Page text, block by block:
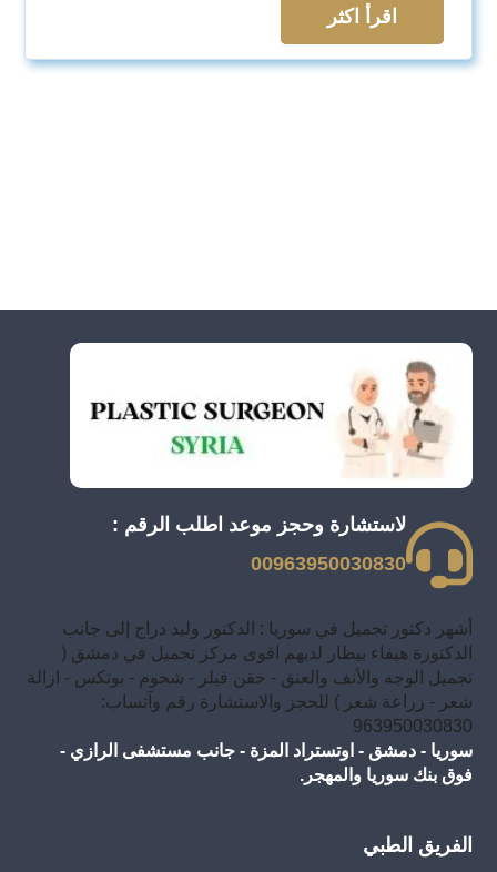
اقرأ اكثر
لاستشارة وحجز موعد اطلب الرقم :
00963950030830
أشهر دكتور تجميل في سوريا : الدكتور وليد دراج إلى جانب
الدكتورة هيفاء بيطار لديهم اقوى مركز تجميل في دمشق (
تجميل الوجه والأنف والعنق - حقن فيلر - شحوم - بوتكس - ازالة
شعر - زراعة شعر ) للحجز والاستشارة رقم وآتساب:
963950030830
سوريا - دمشق - اوتستراد المزة - جانب مستشفى الرازي -
فوق بنك سوريا والمهجر.
الفريق الطبي